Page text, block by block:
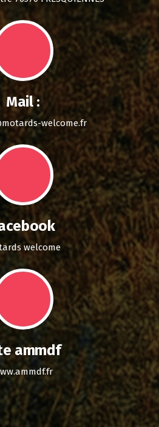
Mail :
welcome.fr
welcome
ammdf